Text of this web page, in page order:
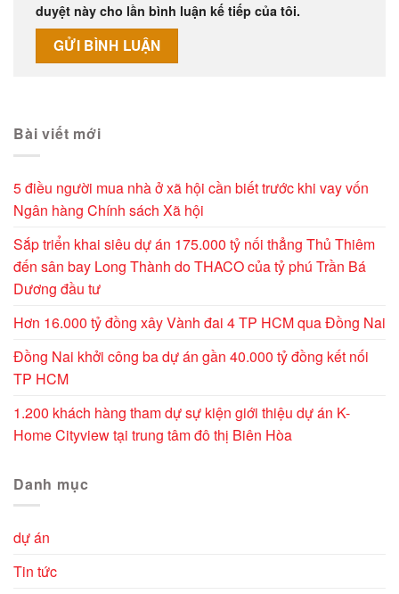
duyệt này cho lần bình luận kế tiếp của tôi.
Bài viết mới
5 điều người mua nhà ở xã hội cần biết trước khi vay vốn
Ngân hàng Chính sách Xã hội
Sắp triển khai siêu dự án 175.000 tỷ nối thẳng Thủ Thiêm
đến sân bay Long Thành do THACO của tỷ phú Trần Bá
Dương đầu tư
Hơn 16.000 tỷ đồng xây Vành đai 4 TP HCM qua Đồng Nai
Đồng Nai khởi công ba dự án gần 40.000 tỷ đồng kết nối
TP HCM
1.200 khách hàng tham dự sự kiện giới thiệu dự án K-
Home Cityview tại trung tâm đô thị Biên Hòa
Danh mục
dự án
Tin tức